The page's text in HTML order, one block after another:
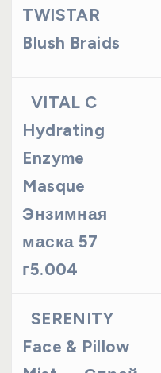
TWISTAR
Blush Braids
VITAL C
Hydrating
Enzyme
Masque
Энзимная
маска 57
г5.004
SERENITY
Face & Pillow